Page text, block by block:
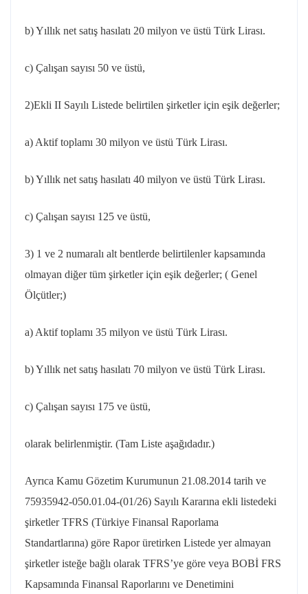
b) Yıllık net satış hasılatı 20 milyon ve üstü Türk Lirası.
c) Çalışan sayısı 50 ve üstü,
2)Ekli II Sayılı Listede belirtilen şirketler için eşik değerler;
a) Aktif toplamı 30 milyon ve üstü Türk Lirası.
b) Yıllık net satış hasılatı 40 milyon ve üstü Türk Lirası.
c) Çalışan sayısı 125 ve üstü,
3) 1 ve 2 numaralı alt bentlerde belirtilenler kapsamında
olmayan diğer tüm şirketler için eşik değerler; ( Genel
Ölçütler;)
a) Aktif toplamı 35 milyon ve üstü Türk Lirası.
b) Yıllık net satış hasılatı 70 milyon ve üstü Türk Lirası.
c) Çalışan sayısı 175 ve üstü,
olarak belirlenmiştir. (Tam Liste aşağıdadır.)
Ayrıca Kamu Gözetim Kurumunun 21.08.2014 tarih ve
75935942-050.01.04-(01/26) Sayılı Kararına ekli listedeki
şirketler TFRS (Türkiye Finansal Raporlama
Standartlarına) göre Rapor üretirken Listede yer almayan
şirketler isteğe bağlı olarak TFRS’ye göre veya BOBİ FRS
Kapsamında Finansal Raporlarını ve Denetimini